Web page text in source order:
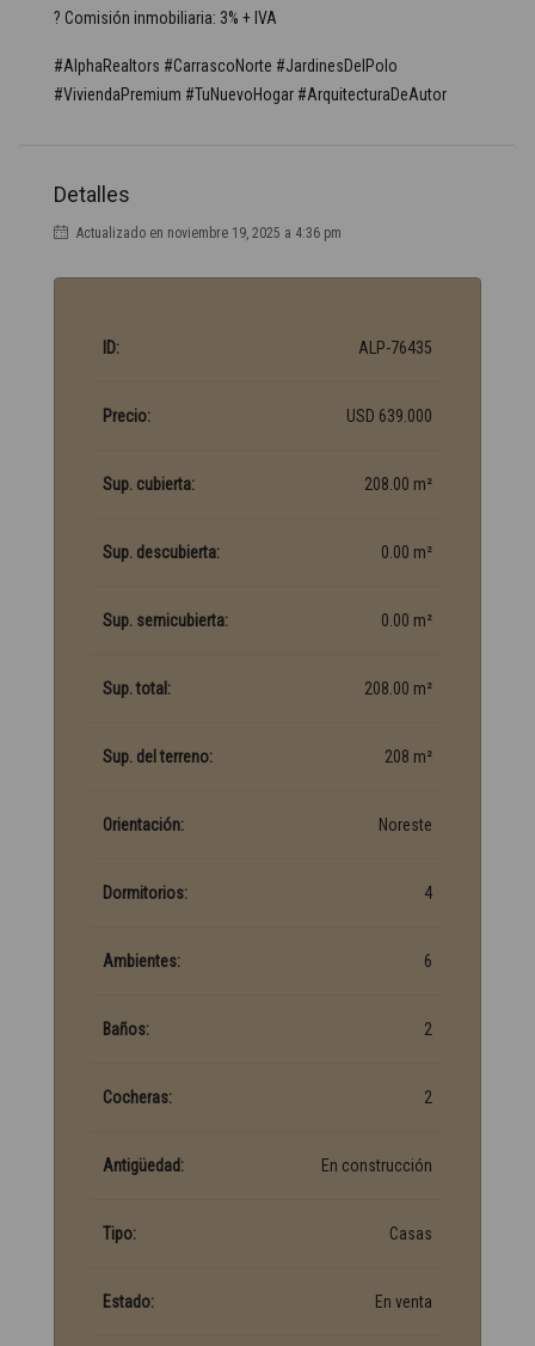
? Comisión inmobiliaria: 3% + IVA
#AlphaRealtors #CarrascoNorte #JardinesDelPolo
#ViviendaPremium #TuNuevoHogar #ArquitecturaDeAutor
Detalles
Actualizado en noviembre 19, 2025 a 4:36 pm
ID: ALP-76435
Precio: USD 639.000
Sup. cubierta: 208.00 m²
Sup. descubierta: 0.00 m²
Sup. semicubierta: 0.00 m²
Sup. total: 208.00 m²
Sup. del terreno: 208 m²
Orientación: Noreste
Dormitorios: 4
Ambientes: 6
Baños: 2
Cocheras: 2
Antigüedad: En construcción
Tipo: Casas
Estado: En venta